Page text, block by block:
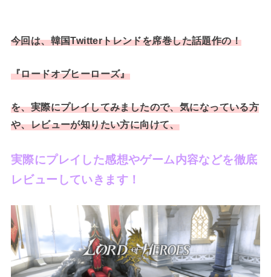
今回は、韓国Twitterトレンドを席巻した話題作の！
『ロードオブヒーローズ』
を、実際にプレイしてみましたので、気になっている方
や、レビューが知りたい方に向けて、
実際にプレイした感想やゲーム内容などを徹底
レビューしていきます！